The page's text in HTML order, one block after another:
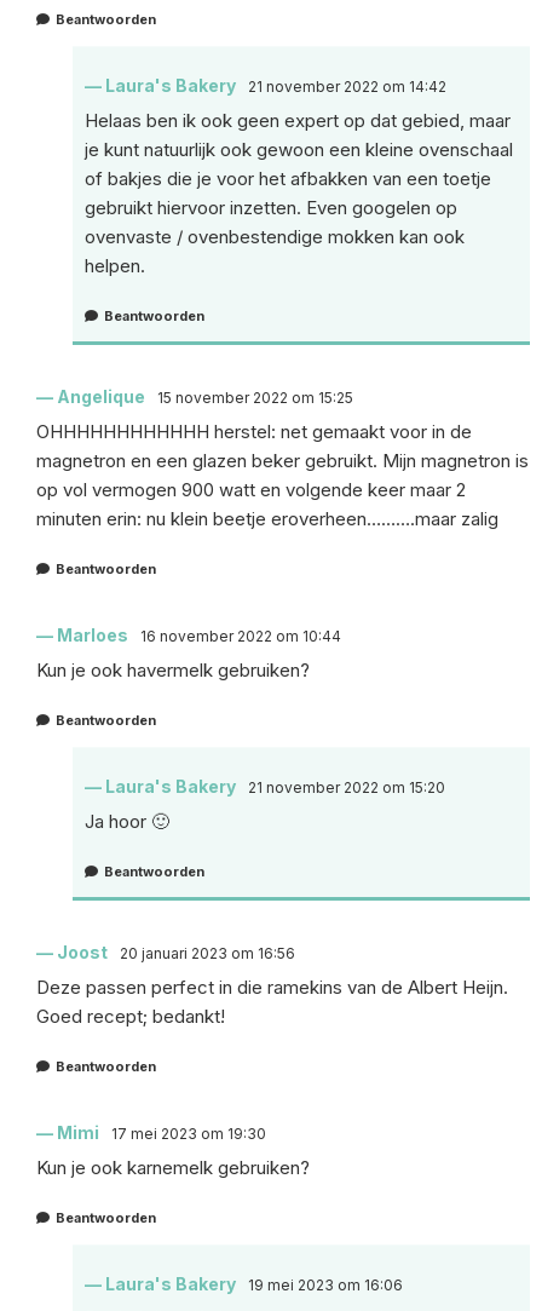
Beantwoorden
Laura's Bakery 21 november 2022 om 14:42
Helaas ben ik ook geen expert op dat gebied, maar
je kunt natuurlijk ook gewoon een kleine ovenschaal
of bakjes die je voor het afbakken van een toetje
gebruikt hiervoor inzetten. Even googelen op
ovenvaste / ovenbestendige mokken kan ook
helpen.
Beantwoorden
Angelique 15 november 2022 om 15:25
OHHHHHHHHHHHH herstel: net gemaakt voor in de
magnetron en een glazen beker gebruikt. Mijn magnetron is
op vol vermogen 900 watt en volgende keer maar 2
minuten erin: nu klein beetje eroverheen……….maar zalig
Beantwoorden
Marloes 16 november 2022 om 10:44
Kun je ook havermelk gebruiken?
Beantwoorden
Laura's Bakery 21 november 2022 om 15:20
Ja hoor 🙂
Beantwoorden
Joost 20 januari 2023 om 16:56
Deze passen perfect in die ramekins van de Albert Heijn.
Goed recept; bedankt!
Beantwoorden
Mimi 17 mei 2023 om 19:30
Kun je ook karnemelk gebruiken?
Beantwoorden
Laura's Bakery 19 mei 2023 om 16:06